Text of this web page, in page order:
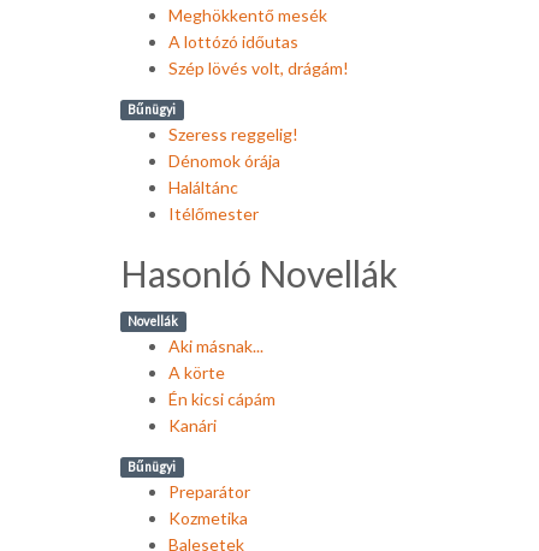
Meghökkentő mesék
A lottózó időutas
Szép lövés volt, drágám!
Bűnügyi
Szeress reggelig!
Dénomok órája
Haláltánc
Itélőmester
Hasonló Novellák
Novellák
Aki másnak...
A körte
Én kicsi cápám
Kanári
Bűnügyi
Preparátor
Kozmetika
Balesetek